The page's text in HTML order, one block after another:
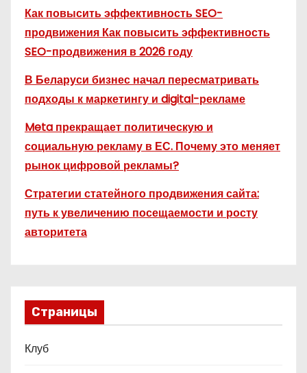
Как повысить эффективность SEO-
продвижения Как повысить эффективность
SEO-продвижения в 2026 году
В Беларуси бизнес начал пересматривать
подходы к маркетингу и digital-рекламе
Meta прекращает политическую и
социальную рекламу в ЕС. Почему это меняет
рынок цифровой рекламы?
Стратегии статейного продвижения сайта:
путь к увеличению посещаемости и росту
авторитета
Страницы
Клуб